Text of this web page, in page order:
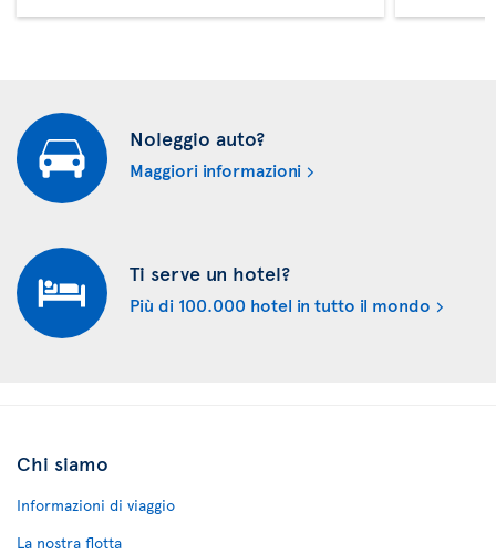
Noleggio auto?
Maggiori informazioni
Ti serve un hotel?
Più di 100.000 hotel in tutto il mondo
Chi siamo
Informazioni di viaggio
La nostra flotta